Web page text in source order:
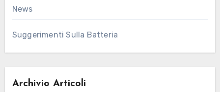
News
Suggerimenti Sulla Batteria
Archivio Articoli